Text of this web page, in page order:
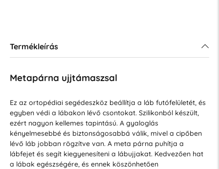
Termékleírás
Metapárna ujjtámaszsal
Ez az ortopédiai segédeszköz beállítja a láb futófelületét, és
egyben védi a lábakon lévő csontokat. Szilikonból készült,
ezért nagyon kellemes tapintású. A gyaloglás
kényelmesebbé és biztonságosabbá válik, mivel a cipőben
lévő láb jobban rögzítve van. A meta párna puhítja a
lábfejet és segít kiegyenesíteni a lábujjakat. Kedvezően hat
a lábak egészségére, és ennek köszönhetően